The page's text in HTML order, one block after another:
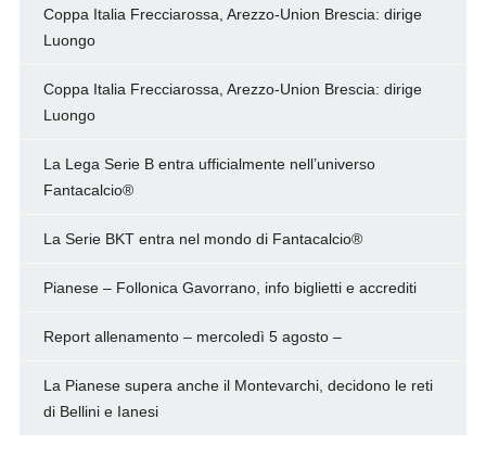
Coppa Italia Frecciarossa, Arezzo-Union Brescia: dirige
Luongo
Coppa Italia Frecciarossa, Arezzo-Union Brescia: dirige
Luongo
La Lega Serie B entra ufficialmente nell’universo
Fantacalcio®
La Serie BKT entra nel mondo di Fantacalcio®
Pianese – Follonica Gavorrano, info biglietti e accrediti
Report allenamento – mercoledì 5 agosto –
La Pianese supera anche il Montevarchi, decidono le reti
di Bellini e Ianesi